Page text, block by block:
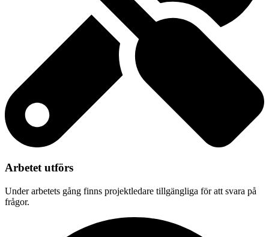
Arbetet utförs
Under arbetets gång finns projektledare tillgängliga för att svara på
frågor.